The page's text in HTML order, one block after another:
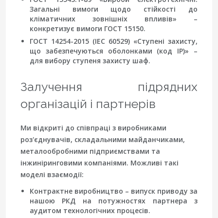
Загальні вимоги щодо стійкості до
кліматичних зовнішніх впливів» –
конкретизує вимоги ГОСТ 15150.
ГОСТ 14254-2015 (IEC 60529) «Ступені захисту,
що забезпечуються оболонками (код IP)» –
для вибору ступеня захисту шаф.
Залучення підрядних
організацій і партнерів
Ми відкриті до співпраці з виробниками
роз'єднувачів, складальними майданчиками,
металообробними підприємствами та
інжиніринговими компаніями. Можливі такі
моделі взаємодії:
Контрактне виробництво – випуск приводу за
нашою РКД на потужностях партнера з
аудитом технологічних процесів.